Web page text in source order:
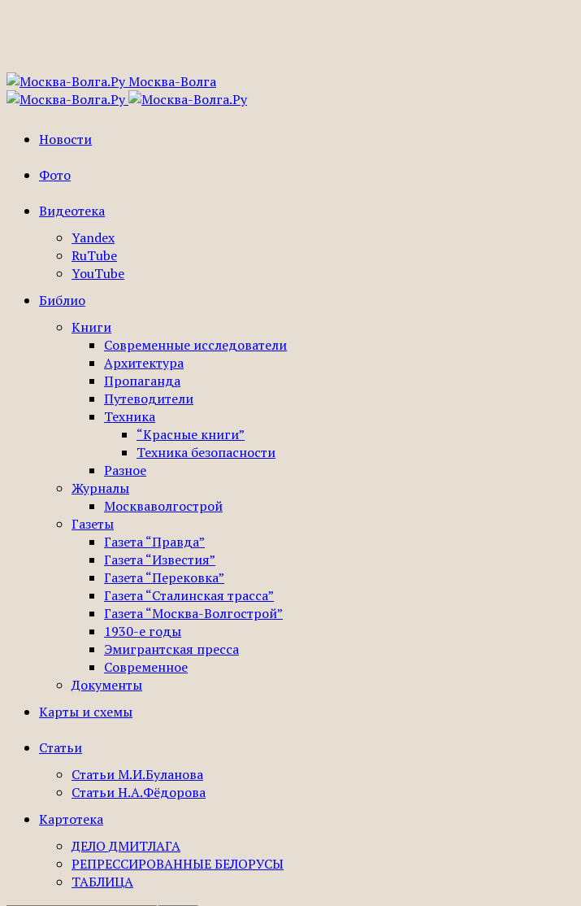
Москва-Волга
Новости
Фото
Видеотека
Yandex
RuTube
YouTube
Библио
Книги
Современные исследователи
Архитектура
Пропаганда
Путеводители
Техника
“Красные книги”
Техника безопасности
Разное
Журналы
Москваволгострой
Газеты
Газета “Правда”
Газета “Известия”
Газета “Перековка”
Газета “Сталинская трасса”
Газета “Москва-Волгострой”
1930-е годы
Эмигрантская пресса
Современное
Документы
Карты и схемы
Статьи
Статьи М.И.Буланова
Статьи Н.А.Фёдорова
Картотека
ДЕЛО ДМИТЛАГА
РЕПРЕССИРОВАННЫЕ БЕЛОРУСЫ
ТАБЛИЦА